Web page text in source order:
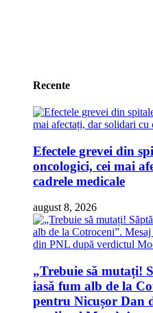
Recente
Efectele grevei din
oncologici, cei mai
cadrele medicale
august 8, 2026
„Trebuie să mutați!
iasă fum alb de la
pentru Nicușor Dan